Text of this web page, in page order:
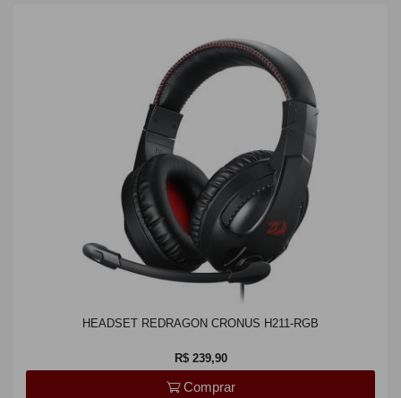
HEADSET REDRAGON CRONUS H211-RGB
R$ 239,90
Comprar